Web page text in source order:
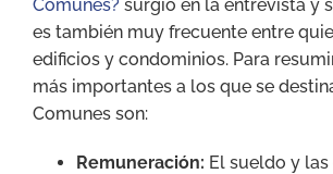
Comunes? surgió en la entrevista y
es también muy frecuente entre
edificios y condominios. Para
más importantes a los que se
Comunes son:
Remuneración: El sueldo y